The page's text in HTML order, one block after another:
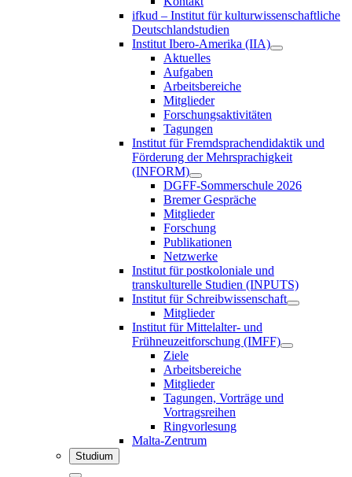
ifkud – Institut für kulturwissenschaftliche
Deutschlandstudien
Institut Ibero-Amerika (IIA)
Aktuelles
Aufgaben
Arbeitsbereiche
Mitglieder
Forschungsaktivitäten
Tagungen
Institut für Fremdsprachendidaktik und
Förderung der Mehrsprachigkeit
(INFORM)
DGFF-Sommerschule 2026
Bremer Gespräche
Mitglieder
Forschung
Publikationen
Netzwerke
Institut für postkoloniale und
transkulturelle Studien (INPUTS)
Institut für Schreibwissenschaft
Mitglieder
Institut für Mittelalter- und
Frühneuzeitforschung (IMFF)
Ziele
Arbeitsbereiche
Mitglieder
Tagungen, Vorträge und
Vortragsreihen
Ringvorlesung
Malta-Zentrum
Studium